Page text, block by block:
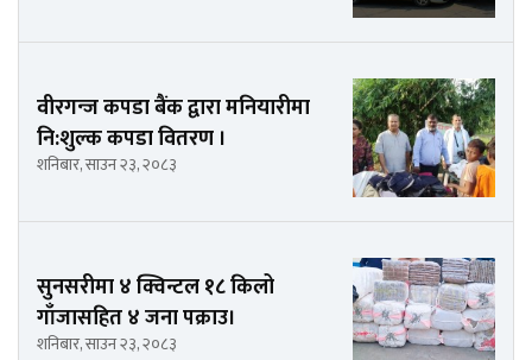
वीरगन्ज कपडा बैंक द्वारा मनियारीमा
नि:शुल्क कपडा वितरण ।
शनिबार, साउन २३, २०८३
सुनसरीमा ४ क्विन्टल १८ किलो
गाँजासहित ४ जना पक्राउ।
शनिबार, साउन २३, २०८३